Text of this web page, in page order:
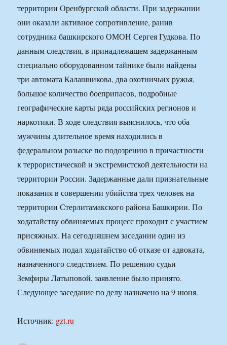
территории Оренбургской области. При задержании
они оказали активное сопротивление, ранив
сотрудника башкирского ОМОН Сергея Гудкова. По
данным следствия, в принадлежащем задержанным
специально оборудованном тайнике были найдены
три автомата Калашникова, два охотничьих ружья,
большое количество боеприпасов, подробные
географические карты ряда российских регионов и
наркотики. В ходе следствия выяснилось, что оба
мужчины длительное время находились в
федеральном розыске по подозрению в причастности
к террористической и экстремистской деятельности на
территории России. Задержанные дали признательные
показания в совершении убийства трех человек на
территории Стерлитамакского района Башкирии. По
ходатайству обвиняемых процесс проходит с участием
присяжных. На сегодняшнем заседании один из
обвиняемых подал ходатайство об отказе от адвоката,
назначенного следствием. По решению судьи
Земфиры Латыповой, заявление было принято.
Следующее заседание по делу назначено на 9 июня.
Источник: gzt.ru